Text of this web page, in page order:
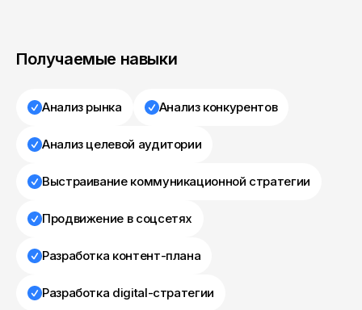
Получаемые навыки
Анализ рынка Анализ конкурентов
Анализ целевой аудитории
Выстраивание коммуникационной стратегии
Продвижение в соцсетях
Разработка контент-плана
Разработка digital-стратегии